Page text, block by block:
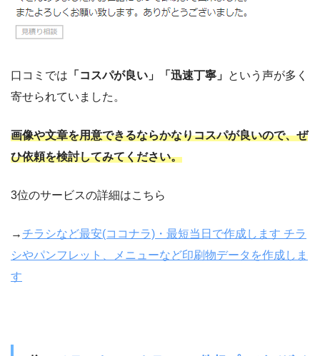
口コミでは 「コスパが良い」「迅速丁寧」 という声が多く
寄せられていました。
画像や文章を用意できるならかなりコスパが良いので、ぜ
ひ依頼を検討してみてください。
3位のサービスの詳細はこちら
→ チラシなど最安(ココナラ)・最短当日で作成します チラ
シやパンフレット、メニューなど印刷物データを作成しま
す